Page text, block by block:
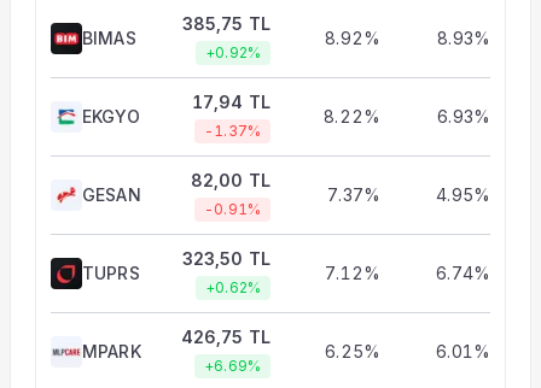
BIMAS
385,75 TL
+0.92%
8.92% 8.93%
EKGYO
17,94 TL
-1.37%
8.22% 6.93%
GESAN
82,00 TL
-0.91%
7.37% 4.95%
TUPRS
323,50 TL
+0.62%
7.12% 6.74%
MPARK
426,75 TL
+6.69%
6.25% 6.01%